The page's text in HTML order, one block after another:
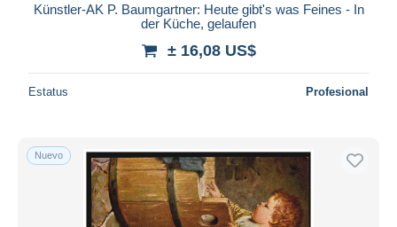
Künstler-AK P. Baumgartner: Heute gibt's was Feines - In
der Küche, gelaufen
± 16,08 US$
Estatus Profesional
Nuevo